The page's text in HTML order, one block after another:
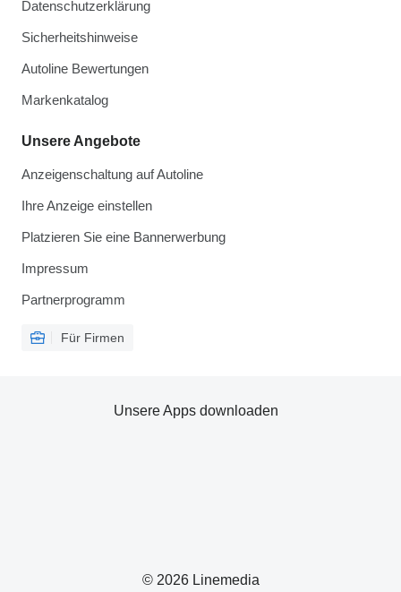
Datenschutzerklärung
Sicherheitshinweise
Autoline Bewertungen
Markenkatalog
Unsere Angebote
Anzeigenschaltung auf Autoline
Ihre Anzeige einstellen
Platzieren Sie eine Bannerwerbung
Impressum
Partnerprogramm
Für Firmen
© 2026 Linemedia
Unsere Apps downloaden